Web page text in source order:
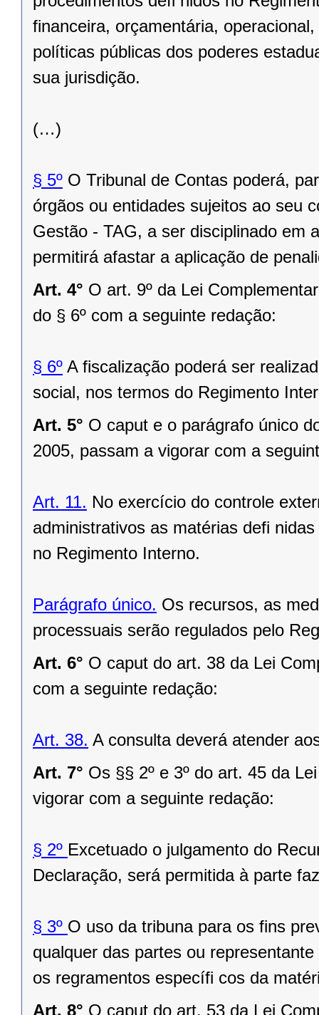
financeira, orçamentária,
políticas públicas dos poderes
sua jurisdição.
(…)
§ 5º O Tribunal de Contas poderá,
órgãos ou entidades sujeitos ao seu
Gestão - TAG, a ser disciplinado em
permitirá afastar a aplicação de
Art. 4° O art. 9º da Lei
do § 6º com a seguinte redação:
§ 6º A fiscalização poderá ser
social, nos termos do Regimento
Art. 5° O caput e o parágrafo único
2005, passam a vigorar com a
Art. 11. No exercício do controle
administrativos as matérias defi
no Regimento Interno.
Parágrafo único. Os recursos, as
processuais serão regulados pelo
Art. 6° O caput do art. 38 da Lei
com a seguinte redação:
Art. 38. A consulta deverá atender
Art. 7° Os §§ 2º e 3º do art. 45 da
vigorar com a seguinte redação:
§ 2º Excetuado o julgamento do
Declaração, será permitida à parte
§ 3º O uso da tribuna para os fins
qualquer das partes ou
os regramentos específi cos da
Art. 8° O caput do art. 53 da Lei